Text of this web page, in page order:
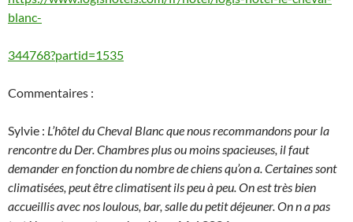
blanc-
344768?partid=1535
Commentaires :
Sylvie : L’hôtel du Cheval Blanc que nous recommandons pour la
rencontre du Der. Chambres plus ou moins spacieuses, il faut
demander en fonction du nombre de chiens qu’on a. Certaines sont
climatisées, peut être climatisent ils peu à peu. On est très bien
accueillis avec nos loulous, bar, salle du petit déjeuner. On n a pas